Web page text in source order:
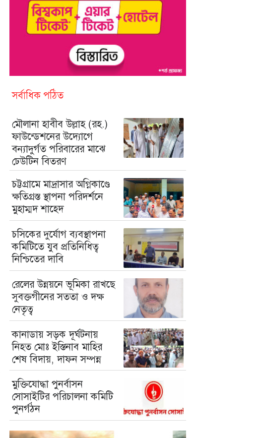
সর্বাধিক পঠিত
মৌলানা হাবীব উল্লাহ (রহ.)
ফাউন্ডেশনের উদ্যোগে
বন্যাদুর্গত পরিবারের মাঝে
ঢেউটিন বিতরণ
চট্টগ্রামে মাদ্রাসার অগ্নিকাণ্ডে
ক্ষতিগ্রস্ত স্থাপনা পরিদর্শনে
মুহাম্মদ শাহেদ
চসিকের দুর্যোগ ব্যবস্থাপনা
কমিটিতে যুব প্রতিনিধিত্ব
নিশ্চিতের দাবি
রেলের উন্নয়নে ভূমিকা রাখছে
সুবক্তগীনের সততা ও দক্ষ
নেতৃত্ব
কানাডায় সড়ক দূর্ঘটনায়
নিহত মোঃ ইস্তিনাব মাহির
শেষ বিদায়, দাফন সম্পন্ন
মুক্তিযোদ্ধা পুনর্বাসন
সোসাইটির পরিচালনা কমিটি
পুনর্গঠন